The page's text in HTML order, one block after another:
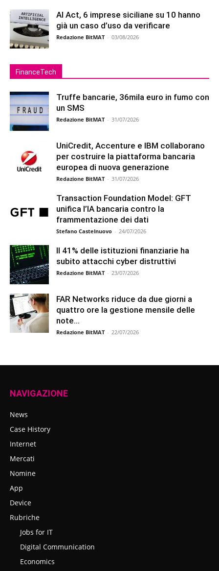
AI Act, 6 imprese siciliane su 10 hanno
già un caso d’uso da verificare
Redazione BitMAT - 03/08/2026
FinanceTech
Truffe bancarie, 36mila euro in fumo con
un SMS
Redazione BitMAT - 31/07/2026
UniCredit, Accenture e IBM collaborano
per costruire la piattaforma bancaria
europea di nuova generazione
Redazione BitMAT - 31/07/2026
Transaction Foundation Model: GFT
unifica l’IA bancaria contro la
frammentazione dei dati
Stefano Castelnuovo - 24/07/2026
Il 41% delle istituzioni finanziarie ha
subito attacchi cyber distruttivi
Redazione BitMAT - 23/07/2026
FAR Networks riduce da due giorni a
quattro ore la gestione mensile delle
note...
Redazione BitMAT - 22/07/2026
NAVIGAZIONE
News
Case History
Internet
Mercati
Nomine
App
Device
Rubriche
Jobs for IT
Digital Communication
Economics